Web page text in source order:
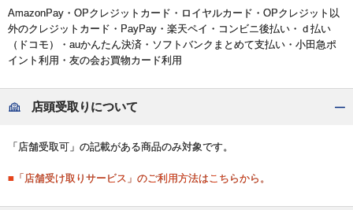
AmazonPay・OPクレジットカード・ロイヤルカード・OPクレジット以
外のクレジットカード・PayPay・楽天ペイ・コンビニ後払い・ｄ払い
（ドコモ）・auかんたん決済・ソフトバンクまとめて支払い・小田急ポ
イント利用・友の会お買物カード利用
店頭受取りについて
「店舗受取可」の記載がある商品のみ対象です。
■「店舗受け取りサービス」のご利用方法はこちらから。